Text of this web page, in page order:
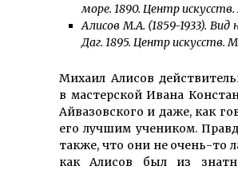
море. 1890. Центр
Алисов М.А. (1859-1933). Вид
Даг. 1895. Центр искусств.
Михаил Алисов
в мастерской Ивана
Айвазовского и даже, как
его лучшим учеником.
также, что они не очень-то
как Алисов был из